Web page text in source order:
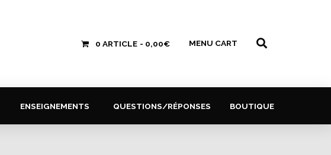
0 ARTICLE 0,00€ MENU CART
ENSEIGNEMENTS QUESTIONS/RÉPONSES BOUTIQUE